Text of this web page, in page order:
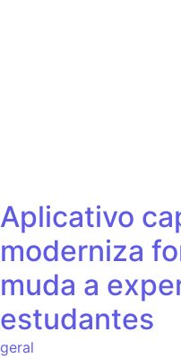
Aplicativo
moderniza
muda a
estudantes
geral